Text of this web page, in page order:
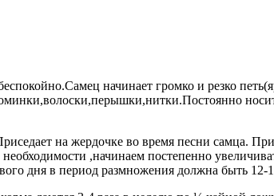
начинает громко и резко
на жердочке во время песни самца.
,начинаем постепенно
дня в период размножения должна быть 12-